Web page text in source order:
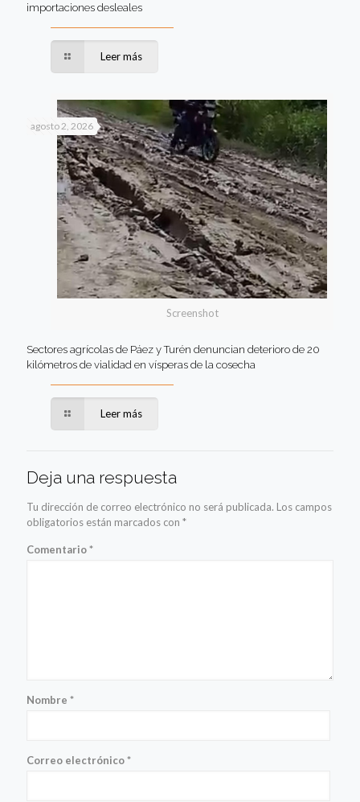
importaciones desleales
Leer más
Screenshot
agosto 2, 2026
Sectores agrícolas de Páez y Turén denuncian deterioro de 20
kilómetros de vialidad en vísperas de la cosecha
Leer más
Deja una respuesta
Tu dirección de correo electrónico no será publicada. Los campos
obligatorios están marcados con *
Comentario*
Nombre *
Correo electrónico*